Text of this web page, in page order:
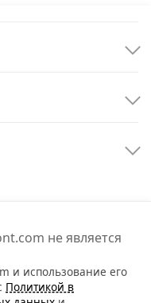
не является
и использование его
Политикой в